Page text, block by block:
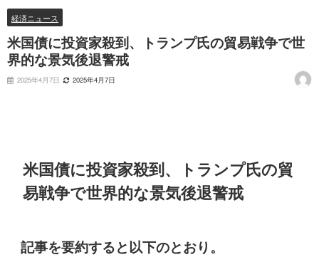
経済ニュース
米国債に投資家殺到、トランプ氏の貿易戦争で世
界的な景気後退警戒
2025年4月7日 2025年4月7日
米国債に投資家殺到、トランプ氏の貿
易戦争で世界的な景気後退警戒
記事を要約すると以下のとおり。